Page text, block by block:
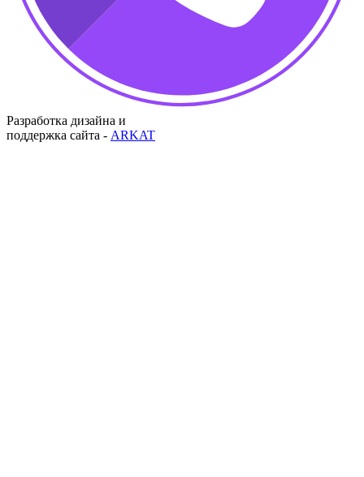
Разработка дизайна и
поддержка сайта - ARKAT